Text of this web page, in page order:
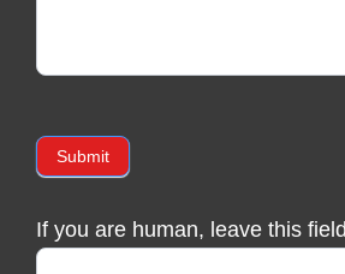
Submit
If you are human, leave this